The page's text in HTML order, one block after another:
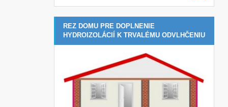
REZ DOMU PRE DOPLNENIE
HYDROIZOLÁCIÍ K TRVALÉMU ODVLHČENIU